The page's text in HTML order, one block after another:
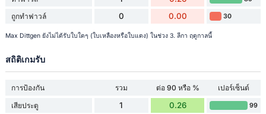
ถูกทำฟาวล์ 0 0.00 30
Max Dittgen ยังไม่ได้รับใบใดๆ (ใบเหลืองหรือใบแดง) ในช่วง 3. ลีกา ฤดูกาลนี้
สถิติเกมรับ
การป้องกัน รวม ต่อ 90 หรือ %
เปอร์เซ็นต์
เสียประตู
1 0.26 99